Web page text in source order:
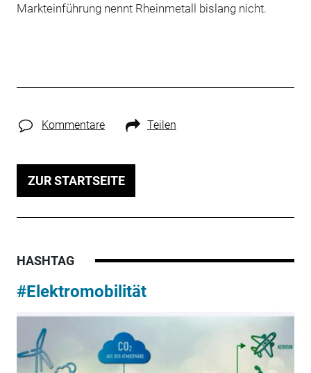
Markteinführung nennt Rheinmetall bislang nicht.
Kommentare Teilen
ZUR STARTSEITE
HASHTAG
#Elektromobilität